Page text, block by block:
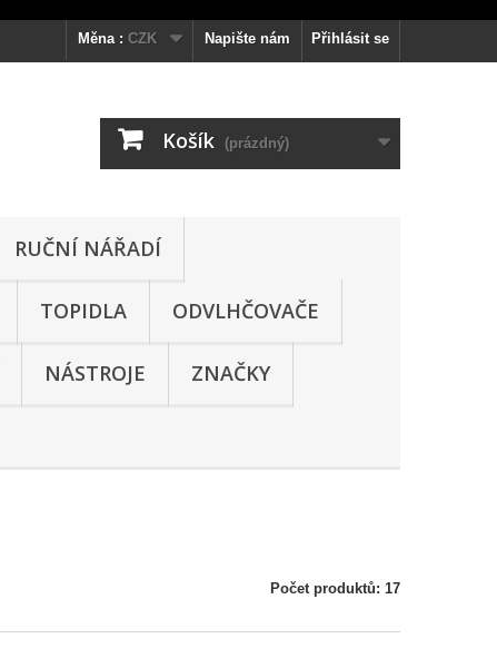
Přihlásit se
Napište nám
Měna : CZK
Košík (prázdný)
RUČNÍ NÁŘADÍ
TOPIDLA ODVLHČOVAČE
NÁSTROJE ZNAČKY
Počet produktů: 17